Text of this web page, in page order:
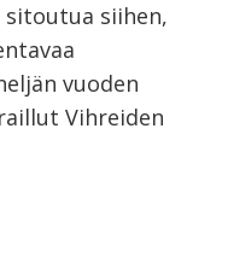
sitoutua siihen,
vuoden
Vihreiden